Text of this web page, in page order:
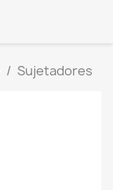
Sujetadores